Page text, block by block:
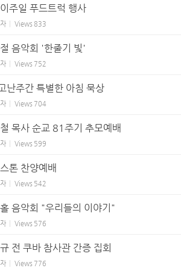
주일 푸드트럭 행사
Views 833
음악회 '한줄기 빛'
Views 752
주간 특별한 아침 묵상
Views 704
목사 순교 81주기 추모예배
Views 599
톤 찬양예배
Views 542
음악회 "우리들의 이야기"
Views 576
전 쿠바 참사관 간증 집회
Views 776